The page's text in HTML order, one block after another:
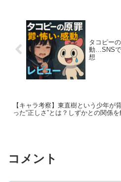
タコピー
動…SNSで
想
【キャラ考察】東直樹という少年が
った“正しさ”とは？しずかとの関係
コメント